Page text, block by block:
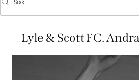
Aktivera/inaktivera prediktiv
Lyle & Scott FC.